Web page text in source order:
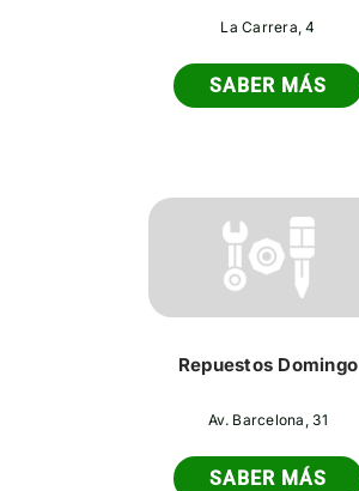
La Carrera, 4
SABER MÁS
Repuestos Domingo
Av. Barcelona, 31
SABER MÁS